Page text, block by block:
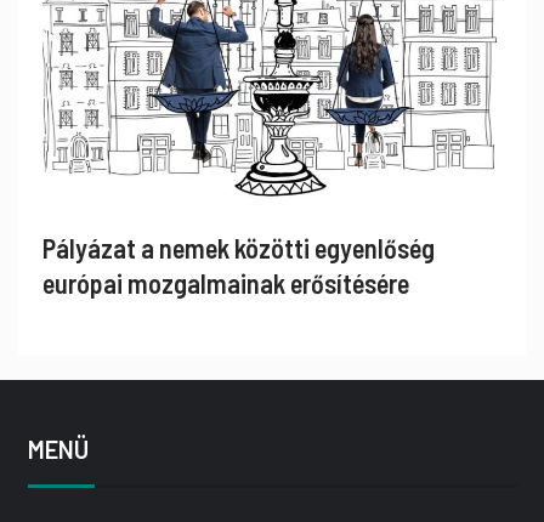
Pályázat a nemek közötti egyenlőség
európai mozgalmainak erősítésére
MENÜ